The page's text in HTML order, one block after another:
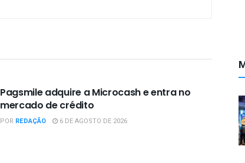
Pagsmile adquire a Microcash e entra no
mercado de crédito
POR REDAÇÃO 6 DE AGOSTO DE 2026